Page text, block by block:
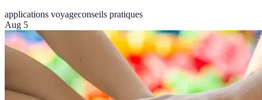
applications voyageconseils pratiques
Aug 5